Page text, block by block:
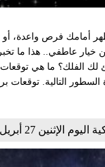
أمامك فرص واعدة، أو
خيار عاطفي.. هذا ما
لك الفلك؟ ما هي
السطور التالية. توقعات
27 أبريل / نيسان 2026